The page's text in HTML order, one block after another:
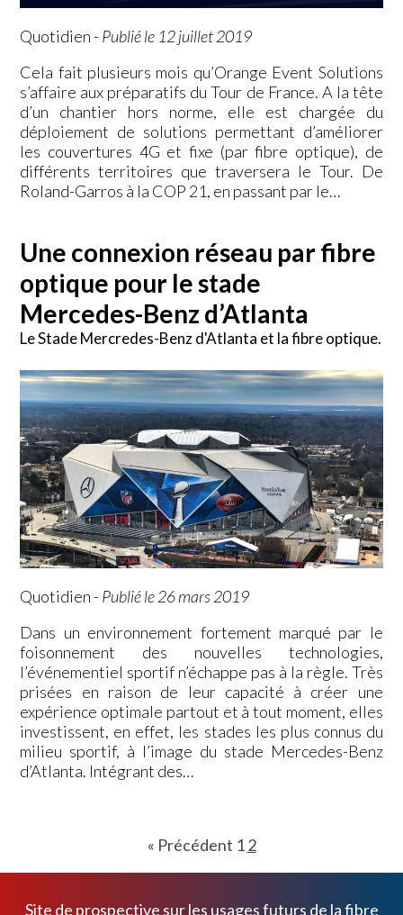
Quotidien - Publié le 12 juillet 2019
Cela fait plusieurs mois qu’Orange Event Solutions
s’affaire aux préparatifs du Tour de France. A la tête
d’un chantier hors norme, elle est chargée du
déploiement de solutions permettant d’améliorer
les couvertures 4G et fixe (par fibre optique), de
différents territoires que traversera le Tour. De
Roland-Garros à la COP 21, en passant par le…
Une connexion réseau par fibre
optique pour le stade
Mercedes-Benz d’Atlanta
Le Stade Mercredes-Benz d'Atlanta et la fibre optique.
Quotidien - Publié le 26 mars 2019
Dans un environnement fortement marqué par le
foisonnement des nouvelles technologies,
l’événementiel sportif n’échappe pas à la règle. Très
prisées en raison de leur capacité à créer une
expérience optimale partout et à tout moment, elles
investissent, en effet, les stades les plus connus du
milieu sportif, à l’image du stade Mercedes-Benz
d’Atlanta. Intégrant des…
« Précédent 1 2
Site de prospective sur les usages futurs de la fibre